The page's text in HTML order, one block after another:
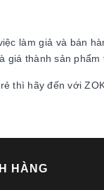
làm giả và bán
thành sản
thì hãy đến với
HÀNG